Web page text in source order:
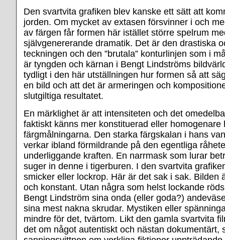
Den svartvita grafiken blev kanske ett sätt att
jorden. Om mycket av extasen försvinner i och
av färgen får formen här istället större spelrum
självgenererande dramatik. Det är den drastiska
teckningen och den ”brutala” konturlinjen som i
är tyngden och kärnan i Bengt Lindströms
tydligt i den här utställningen hur formen så att
en bild och att det är armeringen och
slutgiltiga resultatet.
En märklighet är att intensiteten och det
faktiskt känns mer konstituerad eller homogenare
färgmålningarna. Den starka färgskalan i hans
verkar ibland förmildrande på den egentliga
underliggande kraften. En narrmask som lurar
suger in denne i tigerburen. I den svartvita
smicker eller lockrop. Här är det sak i sak. Bilden
och konstant. Utan några som helst lockande
Bengt Lindström sina onda (eller goda?)
sina mest nakna skrudar. Mystiken eller
mindre för det, tvärtom. Likt den gamla svartvita
det om något autentiskt och nästan dokumentärt,